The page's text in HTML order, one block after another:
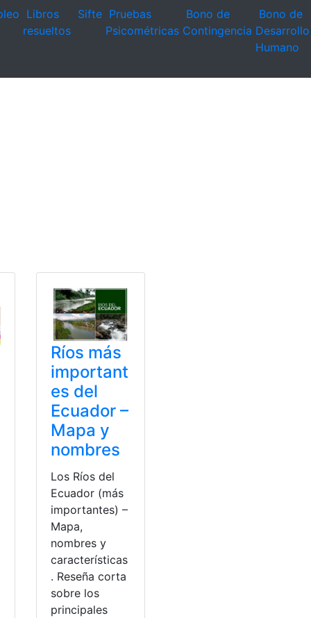
Libros
resueltos
Sifte Pruebas
Psicométricas
Bono de
Contingencia
Bono de
Desarrollo
Humano
Ríos más
important
es del
Ecuador –
Mapa y
nombres
Los Ríos del
Ecuador (más
importantes) –
Mapa,
nombres y
características
. Reseña corta
sobre los
principales